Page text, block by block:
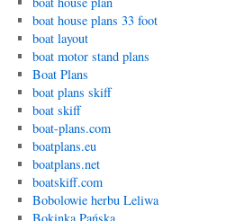
boat house plans 33 foot
boat layout
boat motor stand plans
Boat Plans
boat plans skiff
boat skiff
boat-plans.com
boatplans.eu
boatplans.net
boatskiff.com
Bobolowie herbu Leliwa